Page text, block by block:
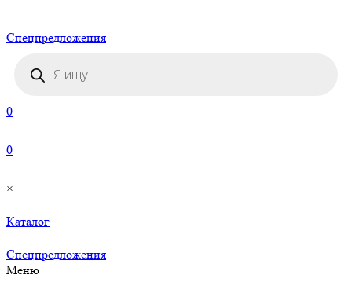
Cпецпредложения
товаров
0
0
×
Каталог
Cпецпредложения
Меню